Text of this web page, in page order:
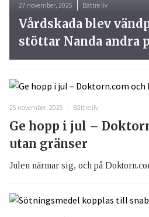
27 november, 2025 Bättre liv
Vårdskada blev
stöttar Nanda andra
25 november, 2025 Bättre liv
Ge hopp i jul –
utan gränser
Julen närmar sig, och på